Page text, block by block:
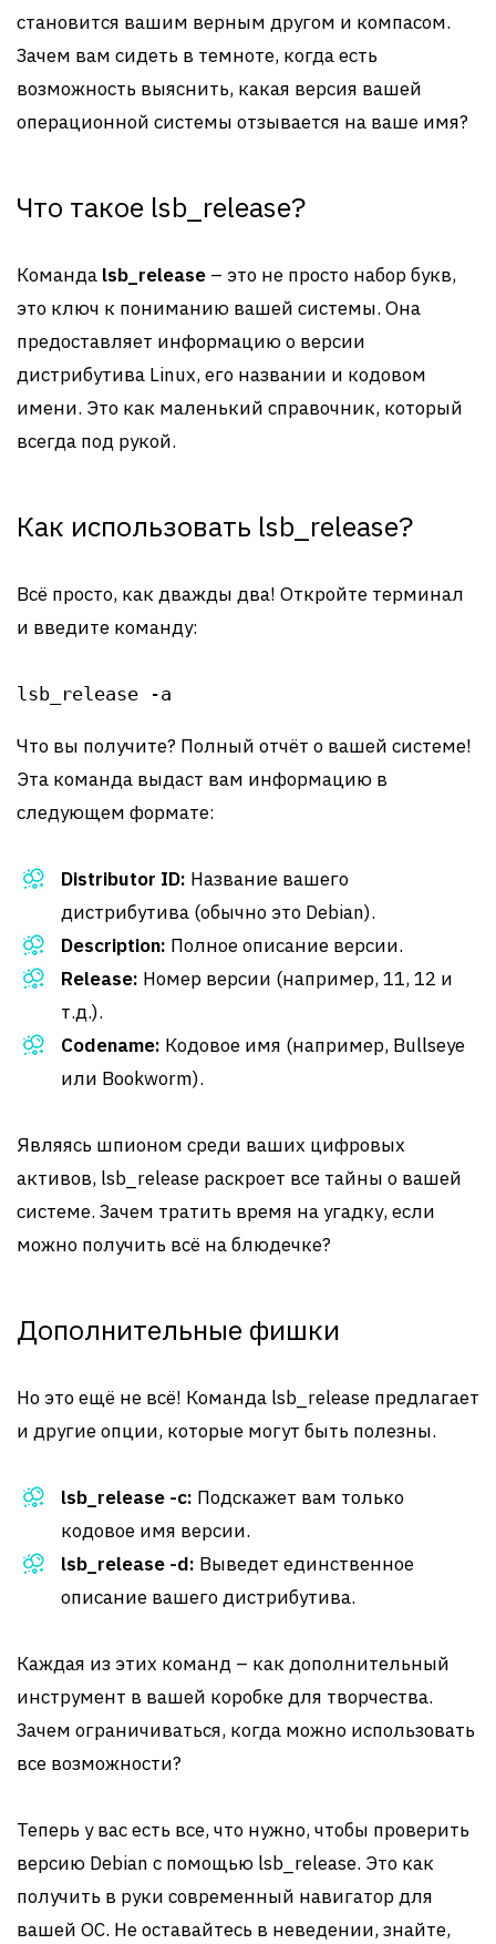
становится вашим верным другом и компасом.
Зачем вам сидеть в темноте, когда есть
возможность выяснить, какая версия вашей
операционной системы отзывается на ваше имя?
Что такое lsb_release?
Команда lsb_release – это не просто набор букв,
это ключ к пониманию вашей системы. Она
предоставляет информацию о версии
дистрибутива Linux, его названии и кодовом
имени. Это как маленький справочник, который
всегда под рукой.
Как использовать lsb_release?
Всё просто, как дважды два! Откройте терминал
и введите команду:
lsb_release -a
Что вы получите? Полный отчёт о вашей системе!
Эта команда выдаст вам информацию в
следующем формате:
Distributor ID: Название вашего
дистрибутива (обычно это Debian).
Description: Полное описание версии.
Release: Номер версии (например, 11, 12 и
т.д.).
Codename: Кодовое имя (например, Bullseye
или Bookworm).
Являясь шпионом среди ваших цифровых
активов, lsb_release раскроет все тайны о вашей
системе. Зачем тратить время на угадку, если
можно получить всё на блюдечке?
Дополнительные фишки
Но это ещё не всё! Команда lsb_release предлагает
и другие опции, которые могут быть полезны.
lsb_release -c: Подскажет вам только
кодовое имя версии.
lsb_release -d: Выведет единственное
описание вашего дистрибутива.
Каждая из этих команд – как дополнительный
инструмент в вашей коробке для творчества.
Зачем ограничиваться, когда можно использовать
все возможности?
Теперь у вас есть все, что нужно, чтобы проверить
версию Debian с помощью lsb_release. Это как
получить в руки современный навигатор для
вашей ОС. Не оставайтесь в неведении, знайте,